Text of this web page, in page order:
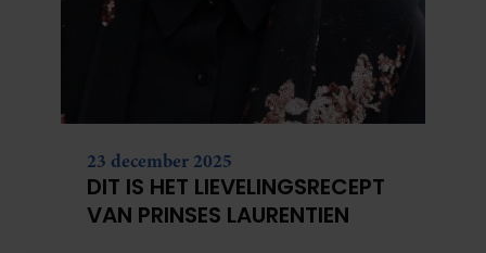
23 december 2025
DIT IS HET LIEVELINGSRECEPT
VAN PRINSES LAURENTIEN